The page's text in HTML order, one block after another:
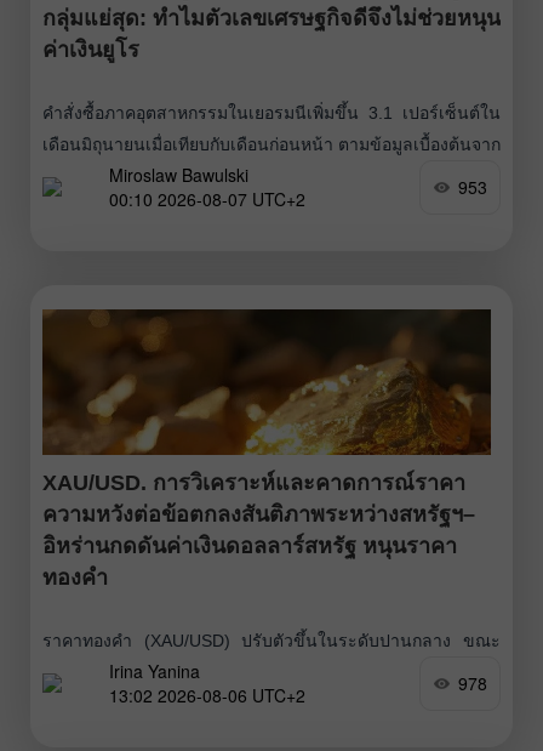
กลุ่มแย่สุด: ทำไมตัวเลขเศรษฐกิจดีจึงไม่ช่วยหนุน
ค่าเงินยูโร
คำสั่งซื้อภาคอุตสาหกรรมในเยอรมนีเพิ่มขึ้น 3.1 เปอร์เซ็นต์ใน
เดือนมิถุนายนเมื่อเทียบกับเดือนก่อนหน้า ตามข้อมูลเบื้องต้นจาก
Destatis หลังการปรับค่าตามปัจจัยฤดูกาลและปฏิทิน เมื่อเทียบ
กับช่วงเดียวกันของปีก่อน การเติบโตเพิ่มขึ้นถึง 6.5 เปอร์เซ็นต์
Miroslaw Bawulski
00:10 2026-08-07 UTC+2
953
XAU/USD. การวิเคราะห์และคาดการณ์ราคา
ความหวังต่อข้อตกลงสันติภาพระหว่างสหรัฐฯ–
อิหร่านกดดันค่าเงินดอลลาร์สหรัฐ หนุนราคา
ทองคำ
ราคาทองคำ (XAU/USD) ปรับตัวขึ้นในระดับปานกลาง ขณะ
เดียวกันก็เผชิญแรงต้านบริเวณเส้นค่าเฉลี่ยเคลื่อนที่แบบเอ็กซ์
โปเนนเชียล 200 วัน (200-day EMA) เจ้าหน้าที่ระดับสูงหลาย
Irina Yanina
13:02 2026-08-06 UTC+2
978